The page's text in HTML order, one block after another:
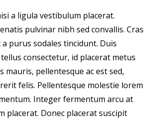
a ligula vestibulum placerat.
pulvinar nibh sed convallis. Cras
purus sodales tincidunt. Duis
consectetur, id placerat metus
mauris, pellentesque ac est sed,
felis. Pellentesque molestie lorem
Integer fermentum arcu at
placerat. Donec placerat suscipit